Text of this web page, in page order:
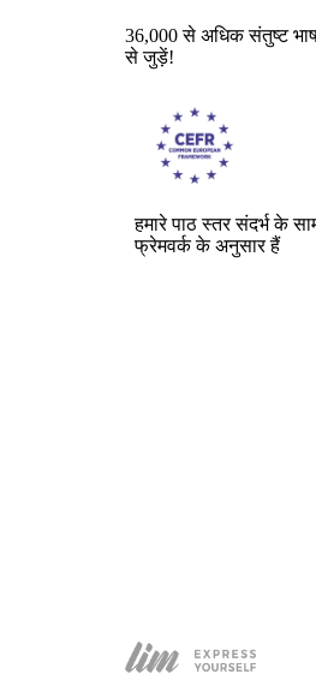
36,000 से अधिक संतुष्ट
से जुड़ें!
हमारे पाठ स्तर संदर्भ के
फ्रेमवर्क के अनुसार हैं